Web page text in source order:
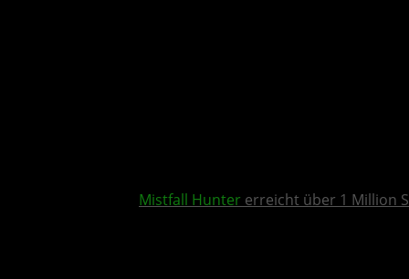
Mistfall Hunter erreicht über 1 Million